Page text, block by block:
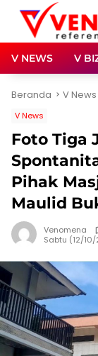
Langsung
konten
V NEWS V
Beranda V News
V News
Foto Tiga
Pihak
Maulid
Venomena
Sabtu (12/